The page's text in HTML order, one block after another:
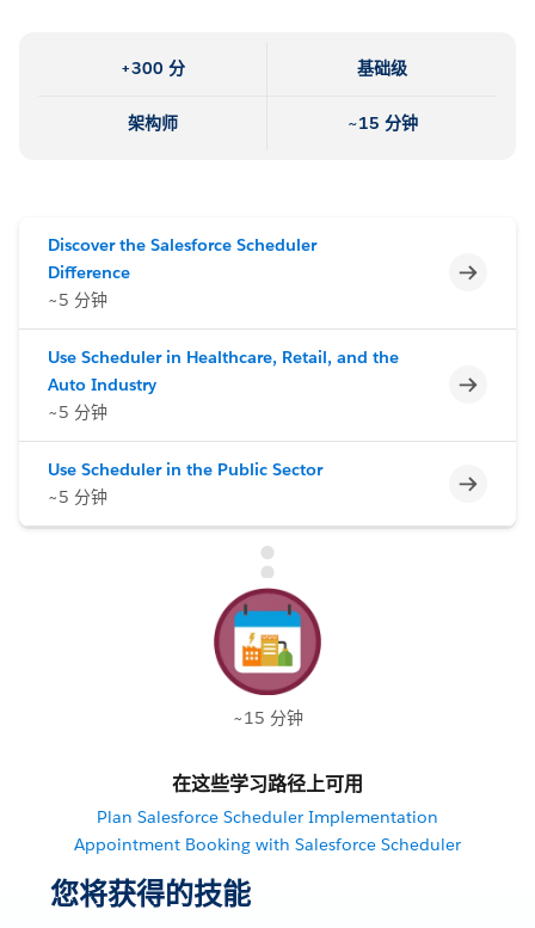
+300 分 基础级
架构师 ~15 分钟
Discover the Salesforce Scheduler
Difference
~5 分钟
不完整
Use Scheduler in Healthcare, Retail, and the
Auto Industry
~5 分钟
不完整
Use Scheduler in the Public Sector
~5 分钟
不完整
~15 分钟
在这些学习路径上可用
Plan Salesforce Scheduler Implementation
Appointment Booking with Salesforce Scheduler
您将获得的技能